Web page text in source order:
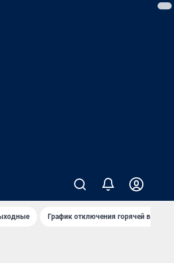
График отключения горячей воды в